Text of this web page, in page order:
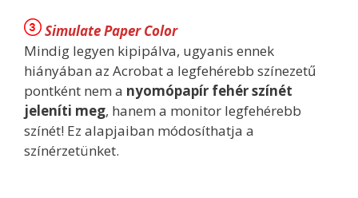
Simulate Paper Color
Mindig legyen kipipálva, ugyanis ennek
hiányában az Acrobat a legfehérebb színezetű
pontként nem a nyomópapír fehér színét
jeleníti meg, hanem a monitor legfehérebb
színét! Ez alapjaiban módosíthatja a
színérzetünket.